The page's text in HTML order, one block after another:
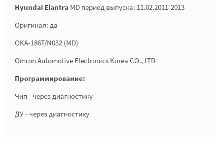
Hyundai Elantra MD период выпуска: 11.02.2011-2013
Оригинал: да
OKA-186T/N032 (MD)
Omron Automotive Electronics Korea CO., LTD
Программирование:
Чип - через диагностику
ДУ - через диагностику